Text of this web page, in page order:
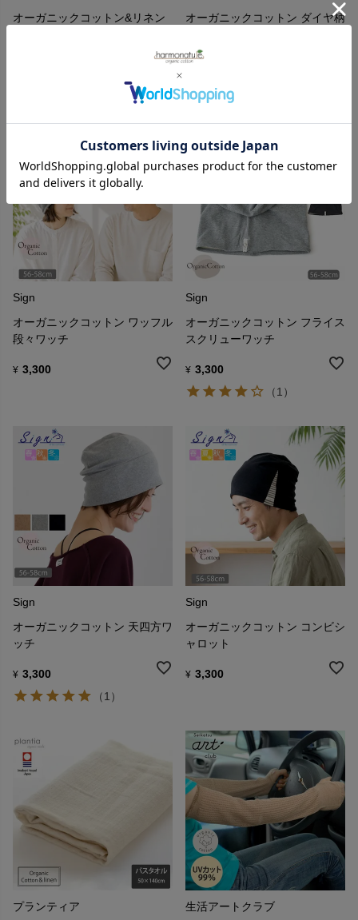
オーガニックコットン&リネン
オーガニックコットン ダイヤ柄
¥
Sign
オーガニックコットン ワッフル
段々ワッチ
¥ 3,300
Sign
オーガニックコットン フライス
スクリューワッチ
¥ 3,300
（1）
Sign
オーガニックコットン 天四方ワ
ッチ
¥ 3,300
（1）
Sign
オーガニックコットン コンビシ
ャロット
¥ 3,300
プランティア
生活アートクラブ